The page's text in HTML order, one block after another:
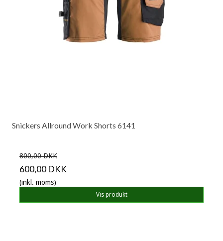
Snickers Allround Work Shorts 6141
800,00 DKK
600,00 DKK
(inkl. moms)
Vis produkt